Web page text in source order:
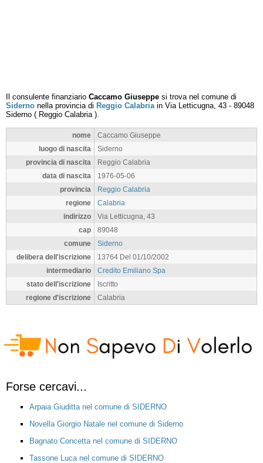
Il consulente finanziario Caccamo Giuseppe si trova nel comune di
Siderno nella provincia di Reggio Calabriain Via Letticugna, 43 - 89048
Siderno ( Reggio Calabria).
nome
Caccamo Giuseppe
luogo di nascita
Siderno
provincia di nascita
Reggio Calabria
data di nascita
1976-05-06
provincia
Reggio Calabria
regione
Calabria
indirizzo
Via Letticugna, 43
cap
89048
comune
Siderno
delibera dell'iscrizione
13764 Del 01/10/2002
intermediario
Credito Emiliano Spa
stato dell'iscrizione
Iscritto
regione d'iscrizione
Calabria
Forse cercavi...
Arpaia Giuditta nel comune di SIDERNO
Novella Giorgio Natale nel comune di Siderno
Bagnato Concetta nel comune di SIDERNO
Tassone Luca nel comune di SIDERNO